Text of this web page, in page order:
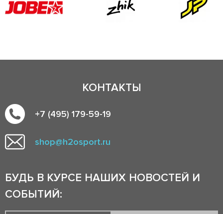
КОНТАКТЫ
+7 (495) 179-59-19
shop@h2osport.ru
БУДЬ В КУРСЕ НАШИХ НОВОСТЕЙ И
СОБЫТИЙ: